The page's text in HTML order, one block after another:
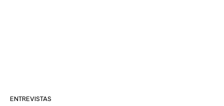
ENTREVISTAS